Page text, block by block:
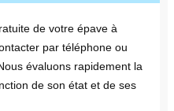
de votre épave à
par téléphone ou
évaluons rapidement la
de son état et de ses